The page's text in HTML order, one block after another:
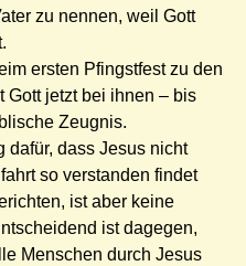
zu nennen, weil Gott
ersten Pfingstfest zu den
Gott jetzt bei ihnen – bis
Zeugnis.
dafür, dass Jesus nicht
so verstanden findet
ist aber keine
ist dagegen,
Menschen durch Jesus